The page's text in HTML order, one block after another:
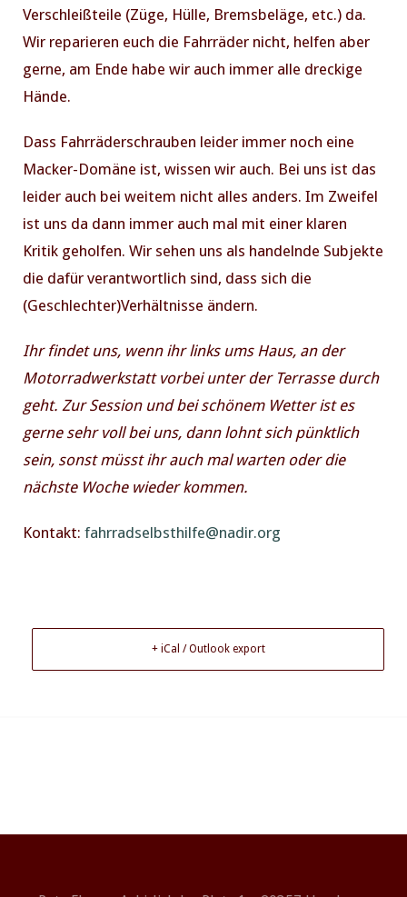
Verschleißteile (Züge, Hülle, Bremsbeläge, etc.) da.
Wir reparieren euch die Fahrräder nicht, helfen aber
gerne, am Ende habe wir auch immer alle dreckige
Hände.
Dass Fahrräderschrauben leider immer noch eine
Macker-Domäne ist, wissen wir auch. Bei uns ist das
leider auch bei weitem nicht alles anders. Im Zweifel
ist uns da dann immer auch mal mit einer klaren
Kritik geholfen. Wir sehen uns als handelnde Subjekte
die dafür verantwortlich sind, dass sich die
(Geschlechter)Verhältnisse ändern.
Ihr findet uns, wenn ihr links ums Haus, an der
Motorradwerkstatt vorbei unter der Terrasse durch
geht. Zur Session und bei schönem Wetter ist es
gerne sehr voll bei uns, dann lohnt sich pünktlich
sein, sonst müsst ihr auch mal warten oder die
nächste Woche wieder kommen.
Kontakt: fahrradselbsthilfe@nadir.org
+ iCal / Outlook export